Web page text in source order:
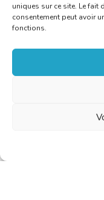
uniques sur ce site. Le fait
consentement peut avoir
fonctions.